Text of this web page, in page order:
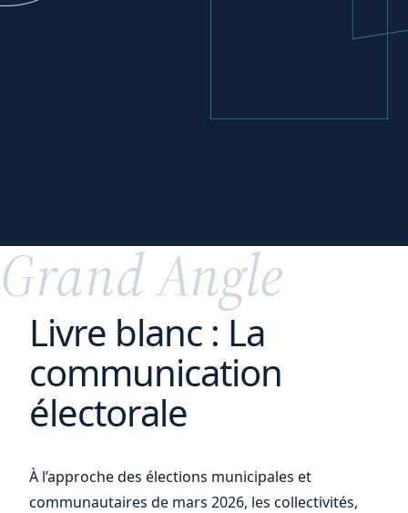
vos
Grand Angle
Livre blanc : La
communication
électorale
À l’approche des élections municipales et
communautaires de mars 2026, les collectivités,